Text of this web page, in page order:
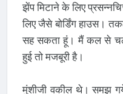
झेंप मिटाने के लिए
लिए जैसे बोर्डिंग हाउस।
सह सकता हूं। मैं कल से
हुई तो मजबूरी है।
मुंशीजी वकील थे। समझ गये